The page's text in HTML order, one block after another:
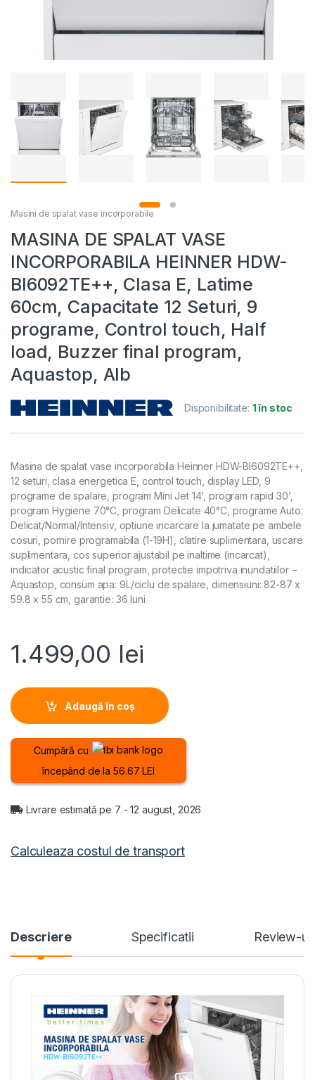
Masini de spalat vase incorporabile
MASINA DE SPALAT VASE
INCORPORABILA HEINNER HDW-
BI6092TE++, Clasa E, Latime
60cm, Capacitate 12 Seturi, 9
programe, Control touch, Half
load, Buzzer final program,
Aquastop, Alb
Disponibilitate: 1 în stoc
Masina de spalat vase incorporabila Heinner HDW-BI6092TE++,
12 seturi, clasa energetica E, control touch, display LED, 9
programe de spalare, program Mini Jet 14’, program rapid 30’,
program Hygiene 70°C, program Delicate 40°C, programe Auto:
Delicat/Normal/Intensiv, optiune incarcare la jumatate pe ambele
cosuri, pornire programabila (1-19H), clatire suplimentara, uscare
suplimentara, cos superior ajustabil pe inaltime (incarcat),
indicator acustic final program, protectie impotriva inundatiilor –
Aquastop, consum apa: 9L/ciclu de spalare, dimensiuni: 82-87 x
59.8 x 55 cm, garantie: 36 luni
1.499,00 lei
Adaugă în coș
Cumpără cu
începând de la 56.67 LEI
Livrare estimată pe 7 - 12 august, 2026
Calculeaza costul de transport
Descriere Specificatii Review-uri